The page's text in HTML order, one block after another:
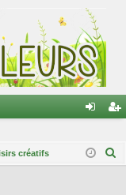
ne cri
créatifs